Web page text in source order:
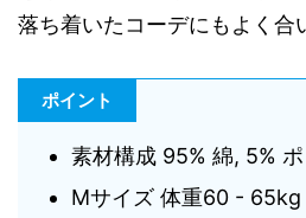
落ち着いたコーデにもよく合
ポイント
素材構成 95% 綿, 5%
Mサイズ 体重60 -